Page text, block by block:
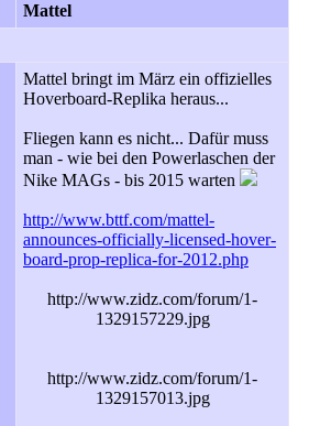
Mattel
Mattel bringt im März ein offizielles
Hoverboard-Replika heraus...
Fliegen kann es nicht... Dafür muss
man - wie bei den Powerlaschen der
Nike MAGs - bis 2015 warten
http://www.bttf.com/mattel-
announces-officially-licensed-hover-
board-prop-replica-for-2012.php
http://www.zidz.com/forum/1-
1329157229.jpg
http://www.zidz.com/forum/1-
1329157013.jpg